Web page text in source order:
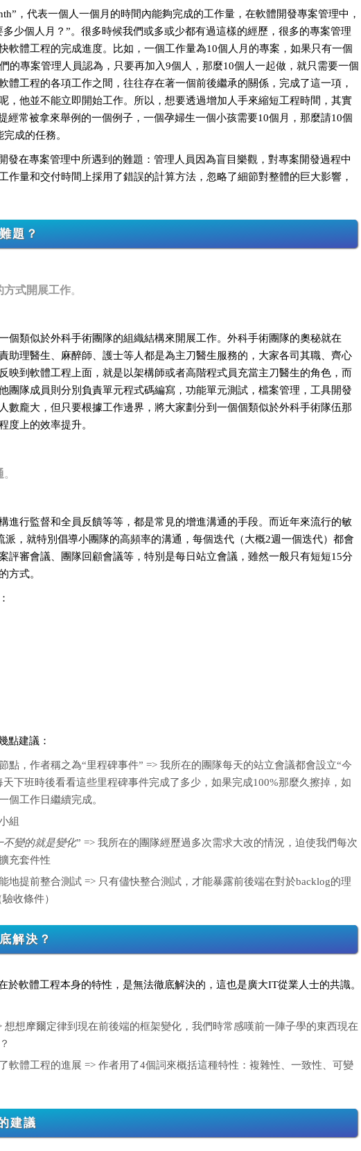
，代表一個人一個月的時間內能夠完成的工作量，在軟體開發專案管理中，
少個人月？”。很多時候我們或多或少都有過這樣的經歷，很多的專案管理
軟體工程的完成進度。比如，一個工作量為10個人月的專案，如果只有一個
的專案管理人員認為，只要再加入9個人，那麼10個人一起做，就只需要一個
體工程的各項工作之間，往往存在著一個前後繼承的關係，完成了這一項，
，他並不能立即開始工作。所以，想要透過增加人手來縮短工程時間，其實
經常被拿來舉例的一個例子，一個孕婦生一個小孩需要10個月，那麼請10個
成的任務。
在專案管理中所遇到的難題：管理人員因為盲目樂觀，對專案開發過程中
作量和交付時間上採用了錯誤的計算方法，忽略了細節對整體的巨大影響，
題？
方式開展工作。
類似於外科手術團隊的組織結構來開展工作。外科手術團隊的奧秘就在
助理醫生、麻醉師、護士等人都是為主刀醫生服務的，大家各司其職、齊心
映到軟體工程上面，就是以架構師或者高階程式員充當主刀醫生的角色，而
團隊成員則分別負責單元程式碼編寫，功能單元測試，檔案管理，工具開發
數龐大，但只要根據工作邊界，將大家劃分到一個個類似於外科手術隊伍那
度上的效率提升。
。
行監督和全員反饋等等，都是常見的增進溝通的手段。而近年來流行的敏
派，就特別倡導小團隊的高頻率的溝通，每個迭代（大概2週一個迭代）都會
評審會議、團隊回顧會議等，特別是每日站立會議，雖然一般只有短短15分
方式。
建議：
點，作者稱之為“里程碑事件” => 我所在的團隊每天的站立會議都會設立“今
下班時後看看這些里程碑事件完成了多少，如果完成100%那麼久擦掉，如
個工作日繼續完成。
組
不變的就是變化” => 我所在的團隊經歷過多次需求大改的情況，迫使我們每次
充套件性
地提前整合測試 => 只有儘快整合測試，才能暴露前後端在對於backlog的理
收條件）
解決？
軟體工程本身的特性，是無法徹底解決的，這也是廣大IT從業人士的共識。
想摩爾定律到現在前後端的框架變化，我們時常感嘆前一陣子學的東西現在
軟體工程的進展 => 作者用了4個詞來概括這種特性：複雜性、一致性、可變
建議